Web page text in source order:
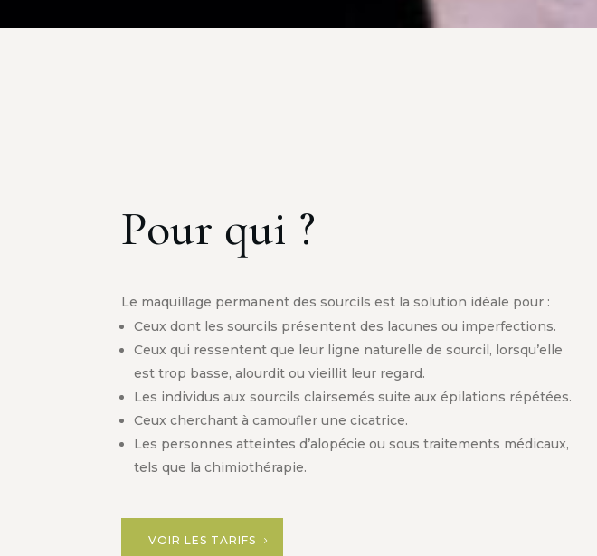
Pour qui ?
Le maquillage permanent des sourcils est la solution idéale pour :
Ceux dont les sourcils présentent des lacunes ou imperfections.
Ceux qui ressentent que leur ligne naturelle de sourcil, lorsqu’elle
est trop basse, alourdit ou vieillit leur regard.
Les individus aux sourcils clairsemés suite aux épilations répétées.
Ceux cherchant à camoufler une cicatrice.
Les personnes atteintes d’alopécie ou sous traitements médicaux,
tels que la chimiothérapie.
VOIR LES TARIFS